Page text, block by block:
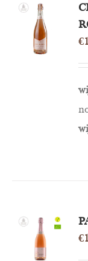
TOEVOEGEN
AAN
WINKELWAGEN
/
€
TOEVOEGEN
AAN
WINKELWAGEN
/
€